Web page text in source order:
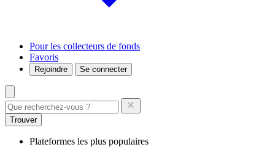
Pour les collecteurs de fonds
Favoris
Rejoindre Se connecter
Trouver
Plateformes les plus populaires